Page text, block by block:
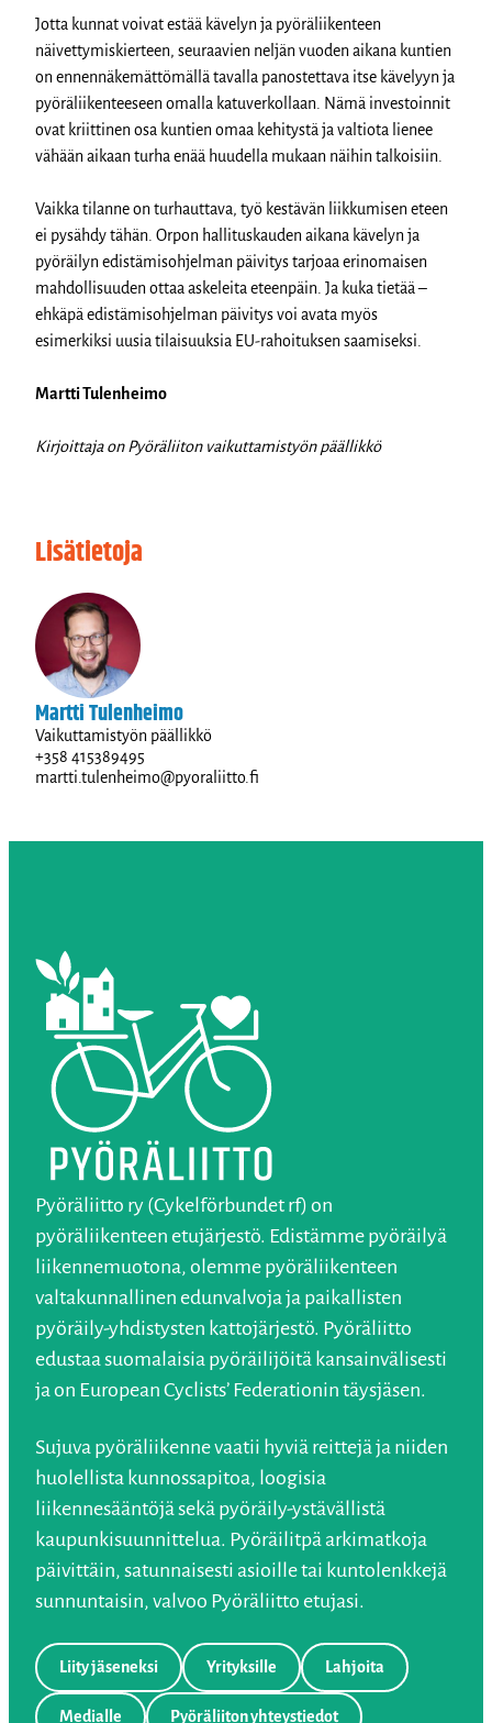
Jotta kunnat voivat estää kävelyn ja pyöräliikenteen
näivettymiskierteen, seuraavien neljän vuoden aikana kuntien
on ennennäkemättömällä tavalla panostettava itse kävelyyn ja
pyöräliikenteeseen omalla katuverkollaan. Nämä investoinnit
ovat kriittinen osa kuntien omaa kehitystä ja valtiota lienee
vähään aikaan turha enää huudella mukaan näihin talkoisiin.
Vaikka tilanne on turhauttava, työ kestävän liikkumisen eteen
ei pysähdy tähän. Orpon hallituskauden aikana kävelyn ja
pyöräilyn edistämisohjelman päivitys tarjoaa erinomaisen
mahdollisuuden ottaa askeleita eteenpäin. Ja kuka tietää –
ehkäpä edistämisohjelman päivitys voi avata myös
esimerkiksi uusia tilaisuuksia EU-rahoituksen saamiseksi.
Martti Tulenheimo
Kirjoittaja on Pyöräliiton vaikuttamistyön päällikkö
Lisätietoja
Martti Tulenheimo
Vaikuttamistyön päällikkö
+358 415389495
martti.tulenheimo@pyoraliitto.fi
Pyöräliitto ry (Cykelförbundet rf) on
pyöräliikenteen etujärjestö. Edistämme pyöräilyä
liikennemuotona, olemme pyöräliikenteen
valtakunnallinen edunvalvoja ja paikallisten
pyöräily-yhdistysten kattojärjestö. Pyöräliitto
edustaa suomalaisia pyöräilijöitä kansainvälisesti
ja on European Cyclists’ Federationin täysjäsen.
Sujuva pyöräliikenne vaatii hyviä reittejä ja niiden
huolellista kunnossapitoa, loogisia
liikennesääntöjä sekä pyöräily-ystävällistä
kaupunkisuunnittelua. Pyöräilitpä arkimatkoja
päivittäin, satunnaisesti asioille tai kuntolenkkejä
sunnuntaisin, valvoo Pyöräliitto etujasi.
Liity jäseneksi Yrityksille Lahjoita
Medialle Pyöräliiton yhteystiedot